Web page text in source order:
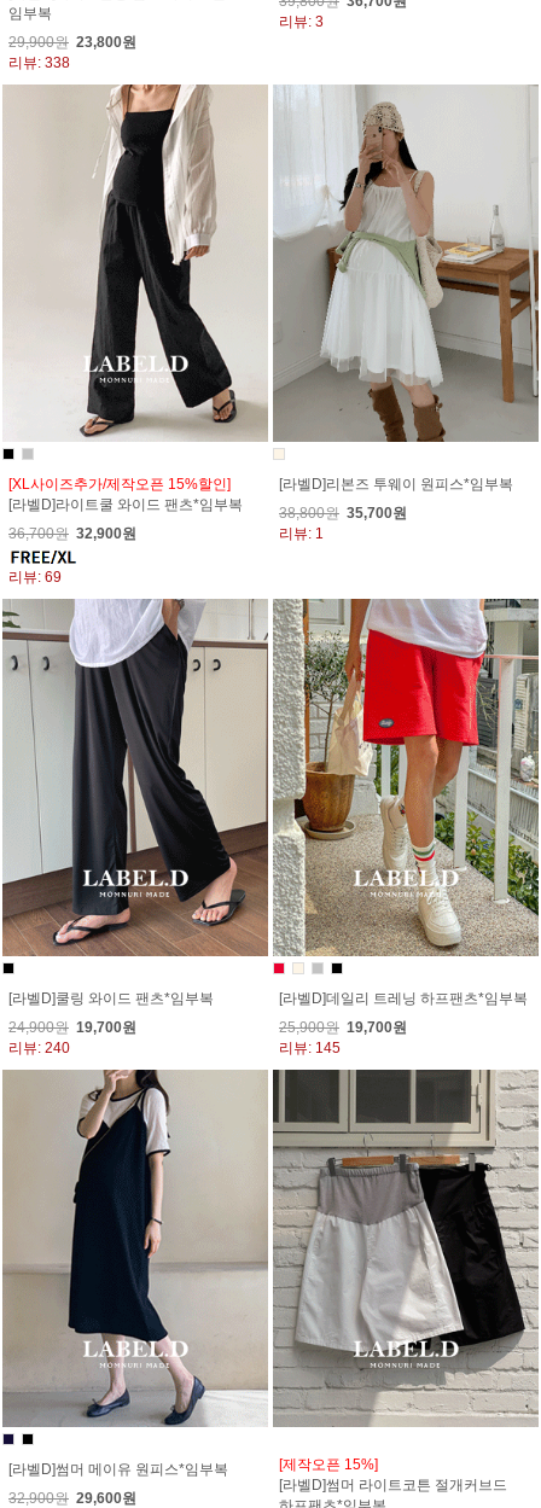
임부복
29,900원 23,800원
리뷰: 338
리뷰: 3
[XL사이즈추가/제작오픈 15%할인]
[라벨D]라이트쿨 와이드 팬츠*임부복
36,700원 32,900원
리뷰: 69
[라벨D]리본즈 투웨이 원피스*임부복
38,800원 35,700원
리뷰: 1
[라벨D]쿨링 와이드 팬츠*임부복
24,900원 19,700원
리뷰: 240
[라벨D]데일리 트레닝 하프팬츠*임부복
25,900원 19,700원
리뷰: 145
[라벨D]썸머 메이유 원피스*임부복
32,900원 29,600원
[제작오픈 15%]
[라벨D]썸머 라이트코튼 절개커브드